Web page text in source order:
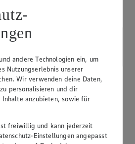
andere Technologien ein, um
Nutzungserlebnis unserer
Wir verwenden deine Daten,
personalisieren und dir
anzubieten, sowie für
freiwillig und kann jederzeit
Einstellungen angepasst